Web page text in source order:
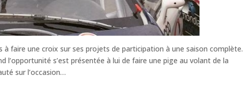
à faire une croix sur ses projets de participation à une saison complète.
l’opportunité s’est présentée à lui de faire une pige au volant de la
sur l’occasion…